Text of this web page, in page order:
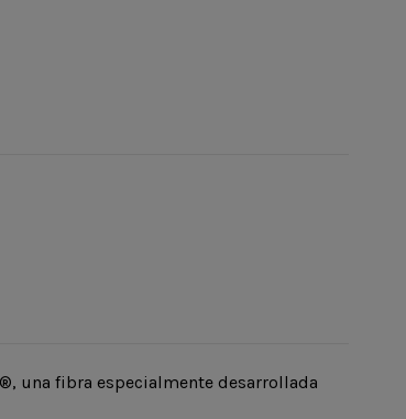
una fibra especialmente desarrollada